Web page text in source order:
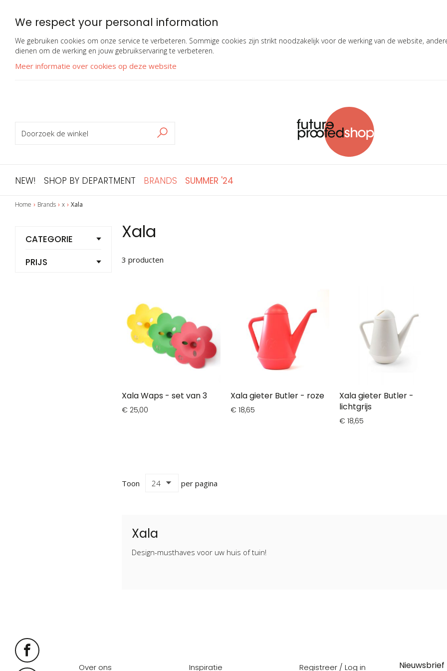
We respect your personal information
We gebruiken cookies om onze service te verbeteren. Sommige cookies zijn strikt noodzakelijk voor de werking van de website,
dienen om de werking en jouw gebruikservaring te verbeteren.
Meer informatie over cookies op deze website
Zoeken
ZOEKEN
NEW! SHOP BY DEPARTMENT BRANDS SUMMER '24
Home Brands x Xala
Xala
3 producten
Xala Waps - set van 3
€ 25,00
Xala gieter Butler - roze
€ 18,65
Xala gieter Butler -
lichtgrijs
€ 18,65
Toon per pagina
Xala
Design-musthaves voor uw huis of tuin!
CATEGORIE
PRIJS
Over ons Inspiratie Registreer / Log in Nieuwsbrief